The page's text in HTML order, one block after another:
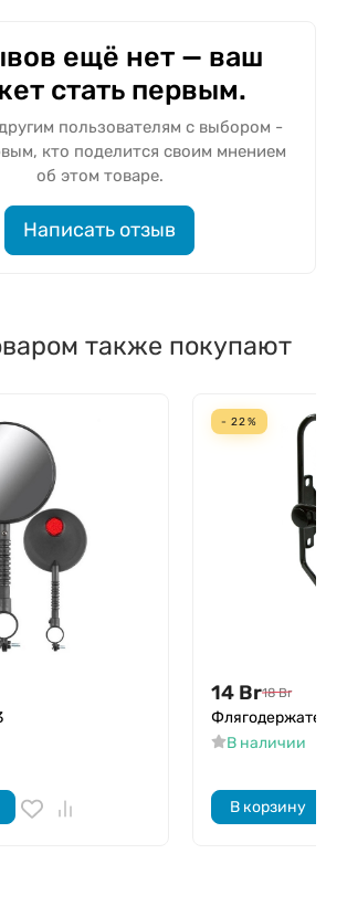
ещё нет — ваш
стать первым.
пользователям с выбором -
кто поделится своим мнением
об этом товаре.
Написать отзыв
также покупают
- 22%
14 Br18 Br
Флягодержатель
В наличии
В корзину